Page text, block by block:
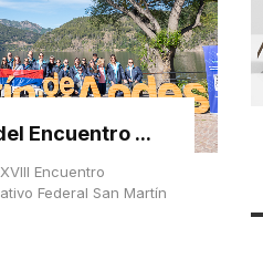
Encuentro ...
Encuentro
Federal San Martín